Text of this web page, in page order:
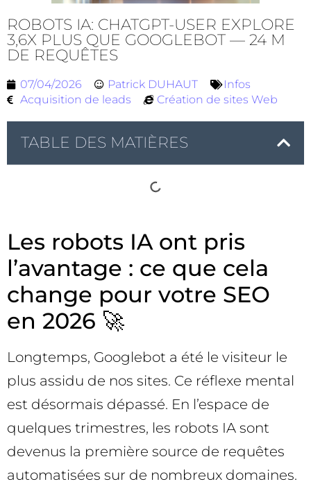
ROBOTS IA: CHATGPT-USER EXPLORE
3,6X PLUS QUE GOOGLEBOT — 24 M
DE REQUÊTES
07/04/2026 Patrick DUHAUT
Infos
Acquisition de leads
Création de sites Web
TABLE DES MATIÈRES
Les robots IA ont pris
l’avantage : ce que cela
change pour votre SEO
en 2026 🚀
Longtemps, Googlebot a été le visiteur le
plus assidu de nos sites. Ce réflexe mental
est désormais dépassé. En l’espace de
quelques trimestres, les robots IA sont
devenus la première source de requêtes
automatisées sur de nombreux domaines.